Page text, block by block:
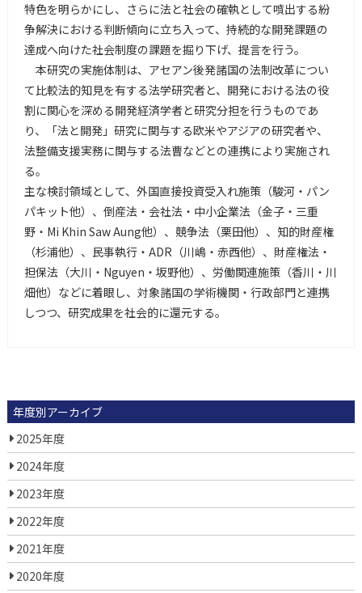
特色を明らかにし、さらに法と社会の確執として噴出する紛
争解決における判断傾向に立ち入って、持続的な開発課題の
達成へ向けた社会制度の課題を掘り下げ、提言を行う。
本研究の実施体制は、アセアン後発諸国の法制改革につい
て比較法的知見を有する法学研究者と、開発における法の役
割に関心を深める開発経済学者と研究分担を行うものであ
り、「法と開発」研究に関与する欧米やアジアの研究者や、
法整備支援実務に関与する法曹などとの連携により実施され
る。
主な検討領域として、外国直接投資受入れ施策（駿河・パン
パキット他）、倒産法・会社法・中小企業法（金子・三重
野・Mi Khin Saw Aung他）、競争法（栗田他）、知的財産権
（杉浦他）、民事執行・ADR（川嶋・赤西他）、財産権法・
担保法（大川・Nguyen・坂野他）、労働関連施策（香川・川
畑他）などに着眼し、対象諸国の学術機関・行政部門と連携
しつつ、研究成果を社会的に還元する。
年度別アーカイブ
2025年度
2024年度
2023年度
2022年度
2021年度
2020年度